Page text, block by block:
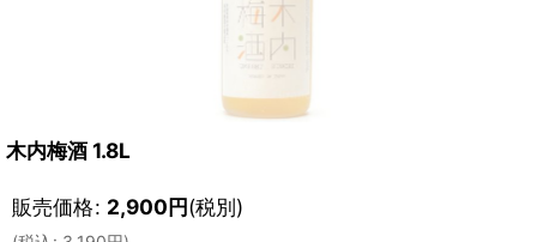
木内梅酒 1.8L
販売価格: 2,900円(税別)